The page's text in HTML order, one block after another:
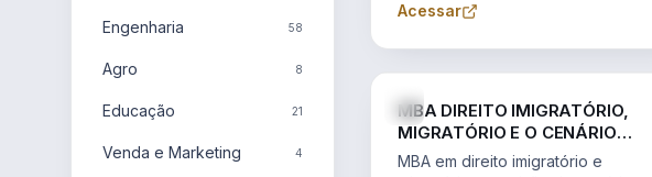
Engenharia 58
Agro 8
Educação 21
Venda e Marketing 4
Acessar
MBA DIREITO IMIGRATÓRIO,
MIGRATÓRIO E O CENÁRIO
INTERNACIONAL
MBA em direito imigratório e